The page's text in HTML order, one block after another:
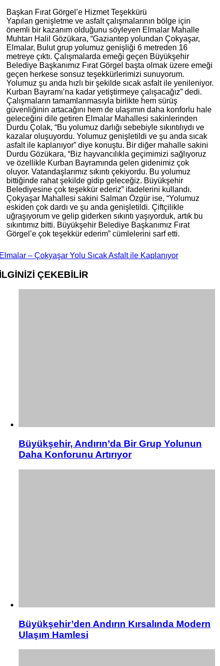
Başkan Fırat Görgel’e Hizmet Teşekkürü
Yapılan genişletme ve asfalt çalışmalarının bölge için
önemli bir kazanım olduğunu söyleyen Elmalar Mahalle
Muhtarı Halil Gözükara, “Gaziantep yolundan Çokyaşar,
Elmalar, Bulut grup yolumuz genişliği 6 metreden 16
metreye çıktı. Çalışmalarda emeği geçen Büyükşehir
Belediye Başkanımız Fırat Görgel başta olmak üzere emeği
geçen herkese sonsuz teşekkürlerimizi sunuyorum.
Yolumuz şu anda hızlı bir şekilde sıcak asfalt ile yenileniyor.
Kurban Bayramı’na kadar yetiştirmeye çalışacağız” dedi.
Çalışmaların tamamlanmasıyla birlikte hem sürüş
güvenliğinin artacağını hem de ulaşımın daha konforlu hale
geleceğini dile getiren Elmalar Mahallesi sakinlerinden
Durdu Çolak, “Bu yolumuz darlığı sebebiyle sıkıntılıydı ve
kazalar oluşuyordu. Yolumuz genişletildi ve şu anda sıcak
asfalt ile kaplanıyor” diye konuştu. Bir diğer mahalle sakini
Durdu Gözükara, “Biz hayvancılıkla geçimimizi sağlıyoruz
ve özellikle Kurban Bayramında gelen gidenimiz çok
oluyor. Vatandaşlarımız sıkıntı çekiyordu. Bu yolumuz
bittiğinde rahat şekilde gidip geleceğiz. Büyükşehir
Belediyesine çok teşekkür ederiz” ifadelerini kullandı.
Çokyaşar Mahallesi sakini Salman Özgür ise, “Yolumuz
eskiden çok dardı ve şu anda genişletildi. Çiftçilikle
uğraşıyorum ve gelip giderken sıkıntı yaşıyorduk, artık bu
sıkıntımız bitti. Büyükşehir Belediye Başkanımız Fırat
Görgel’e çok teşekkür ederim” cümlelerini sarf etti.
– Çokyaşar Yolu Sıcak Asfalt ile Kaplanıyor
ÇEKEBİLİR
Büyükşehir, Andırın’da Bir Grup Yolunun
Daha Konforunu Artırıyor
Büyükşehir’den Andırın Kırsalında Modern
Ulaşım Hamlesi